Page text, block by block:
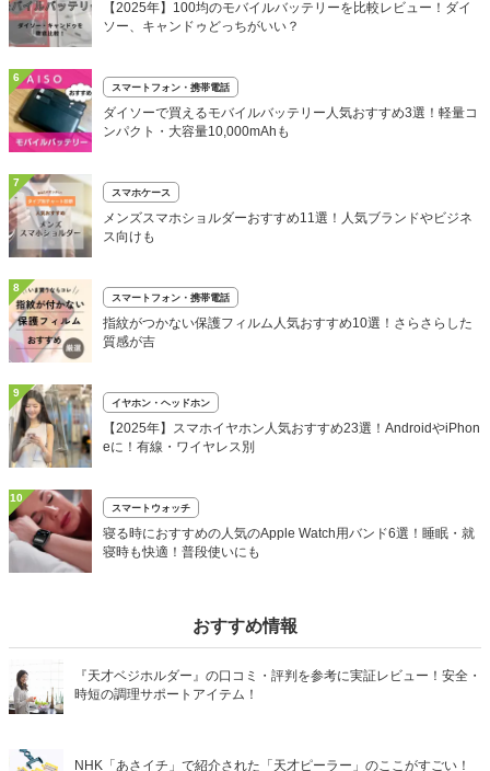
【2025年】100均のモバイルバッテリーを比較レビュー！ダイ
ソー、キャンドゥどっちがいい？
6
スマートフォン・携帯電話
ダイソーで買えるモバイルバッテリー人気おすすめ3選！軽量コ
ンパクト・大容量10,000mAhも
7
スマホケース
メンズスマホショルダーおすすめ11選！人気ブランドやビジネ
ス向けも
8
スマートフォン・携帯電話
指紋がつかない保護フィルム人気おすすめ10選！さらさらした
質感が吉
9
イヤホン・ヘッドホン
【2025年】スマホイヤホン人気おすすめ23選！AndroidやiPhon
eに！有線・ワイヤレス別
10
スマートウォッチ
寝る時におすすめの人気のApple Watch用バンド6選！睡眠・就
寝時も快適！普段使いにも
おすすめ情報
『天才ベジホルダー』の口コミ・評判を参考に実証レビュー！安全・
時短の調理サポートアイテム！
NHK「あさイチ」で紹介された「天才ピーラー」のここがすごい！